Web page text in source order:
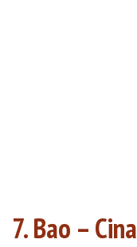
7. Bao – Cina